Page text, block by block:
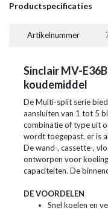
Productspecificaties
Artikelnummer
Sinclair MV-
koudemiddel
De Multi-split serie
aansluiten van 1 tot 5
combinatie of type uit
wordt toegepast, er is
De wand-, cassette-,
ontworpen voor
capaciteiten. De
DE VOORDELEN
Snel koelen en